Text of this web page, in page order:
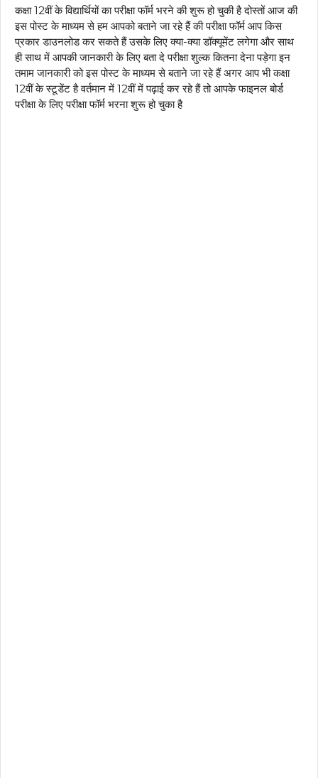
कक्षा 12वीं के विद्यार्थियों का परीक्षा फॉर्म भरने की शुरू हो चुकी है दोस्तों आज की
इस पोस्ट के माध्यम से हम आपको बताने जा रहे हैं की परीक्षा फॉर्म आप किस
प्रकार डाउनलोड कर सकते हैं उसके लिए क्या-क्या डॉक्यूमेंट लगेगा और साथ
ही साथ में आपकी जानकारी के लिए बता दे परीक्षा शुल्क कितना देना पड़ेगा इन
तमाम जानकारी को इस पोस्ट के माध्यम से बताने जा रहे हैं अगर आप भी कक्षा
12वीं के स्टूडेंट है वर्तमान में 12वीं में पढ़ाई कर रहे हैं तो आपके फाइनल बोर्ड
परीक्षा के लिए परीक्षा फॉर्म भरना शुरू हो चुका है